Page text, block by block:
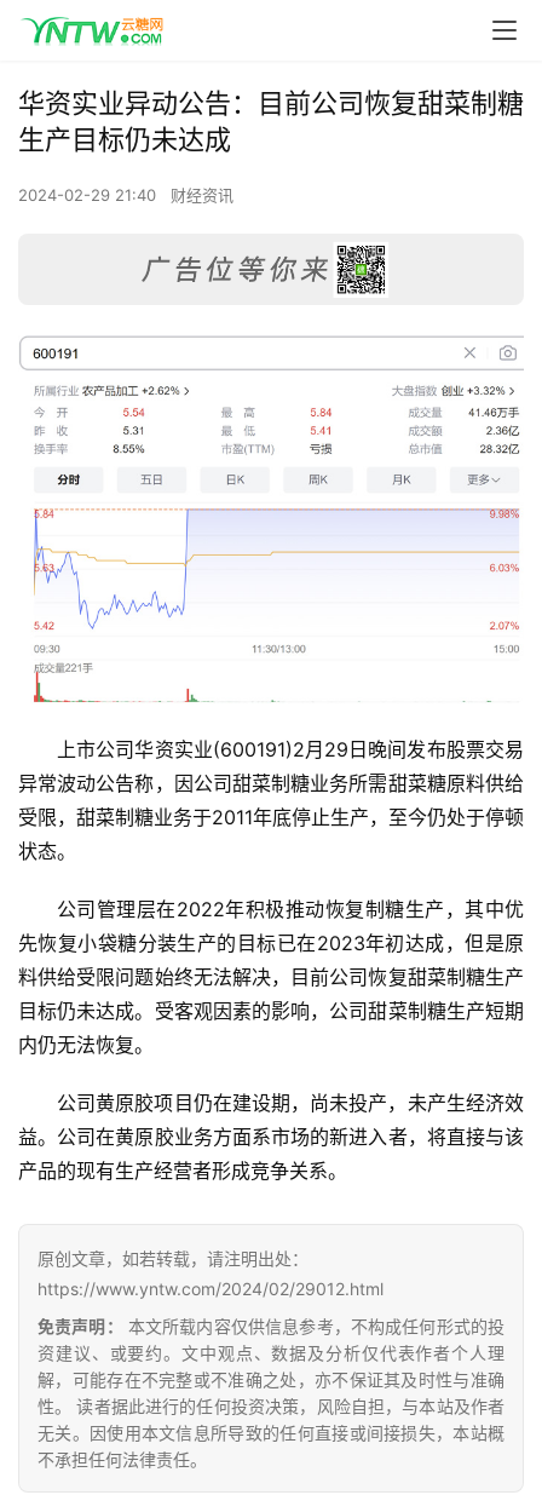
首
页
糖
网
公
现
货
报
价
华资实业异动公告：目前公司恢复甜菜制糖
生产目标仍未达成
2024-02-29 21:40 财经资讯
上市公司华资实业(600191)2月29日晚间发布股票交易
异常波动公告称，因公司甜菜制糖业务所需甜菜糖原料供给
受限，甜菜制糖业务于2011年底停止生产，至今仍处于停顿
状态。
公司管理层在2022年积极推动恢复制糖生产，其中优
先恢复小袋糖分装生产的目标已在2023年初达成，但是原
料供给受限问题始终无法解决，目前公司恢复甜菜制糖生产
目标仍未达成。受客观因素的影响，公司甜菜制糖生产短期
内仍无法恢复。
公司黄原胶项目仍在建设期，尚未投产，未产生经济效
益。公司在黄原胶业务方面系市场的新进入者，将直接与该
产品的现有生产经营者形成竞争关系。
原创文章，如若转载，请注明出处：
https://www.yntw.com/2024/02/29012.html
免责声明：
本文所载内容仅供信息参考，不构成任何形式的投
资建议、或要约。文中观点、数据及分析仅代表作者个人理
解，可能存在不完整或不准确之处，亦不保证其及时性与准确
性。 读者据此进行的任何投资决策，风险自担，与本站及作者
无关。因使用本文信息所导致的任何直接或间接损失，本站概
不承担任何法律责任。